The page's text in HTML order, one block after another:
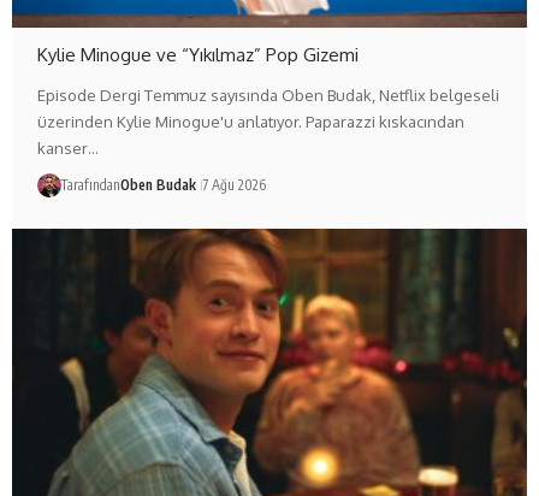
Kylie Minogue ve “Yıkılmaz” Pop Gizemi
Episode Dergi Temmuz sayısında Oben Budak, Netflix belgeseli
üzerinden Kylie Minogue'u anlatıyor. Paparazzi kıskacından
kanser…
TarafındanOben Budak 7 Ağu 2026